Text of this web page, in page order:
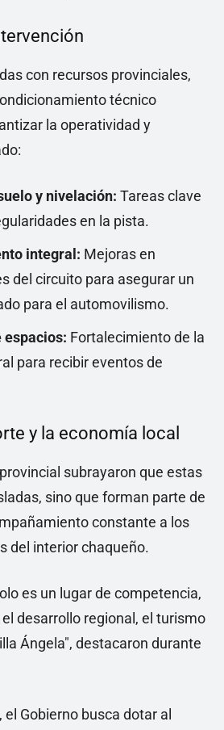
con recursos provinciales,
técnico
la operatividad y
y nivelación: Tareas clave
en la pista.
integral: Mejoras en
del circuito para asegurar un
para el automovilismo.
espacios: Fortalecimiento de la
para recibir eventos de
y la economía local
subrayaron que estas
sino que forman parte de
constante a los
del interior chaqueño.
es un lugar de competencia,
desarrollo regional, el turismo
Ángela", destacaron durante
Gobierno busca dotar al